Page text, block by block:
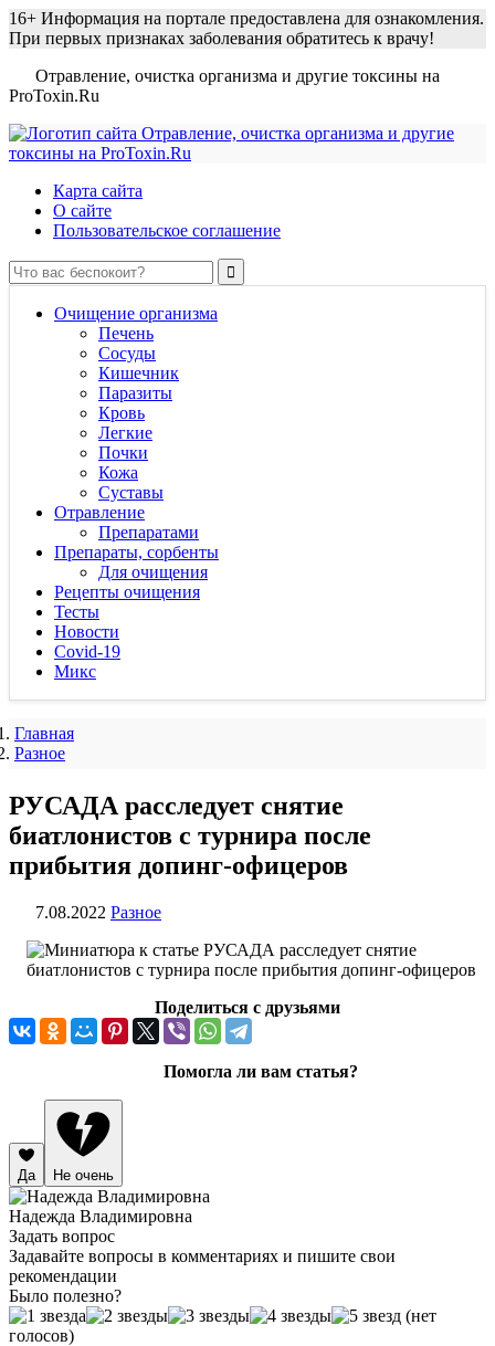
16+ Информация на портале предоставлена для ознакомления.
При первых признаках заболевания обратитесь к врачу!
Отравление, очистка организма и другие токсины на
ProToxin.Ru
Карта сайта
О сайте
Пользовательское соглашение
Очищение организма
Печень
Сосуды
Кишечник
Паразиты
Кровь
Легкие
Почки
Кожа
Суставы
Отравление
Препаратами
Препараты, сорбенты
Для очищения
Рецепты очищения
Тесты
Новости
Covid-19
Микс
Главная
Разное
РУСАДА расследует снятие
биатлонистов с турнира после
прибытия допинг-офицеров
7.08.2022 Разное
Поделиться с друзьями
Помогла ли вам статья?
Да Не очень
Надежда Владимировна
Задать вопрос
Задавайте вопросы в комментариях и пишите свои
рекомендации
Было полезно?
(нет
голосов)